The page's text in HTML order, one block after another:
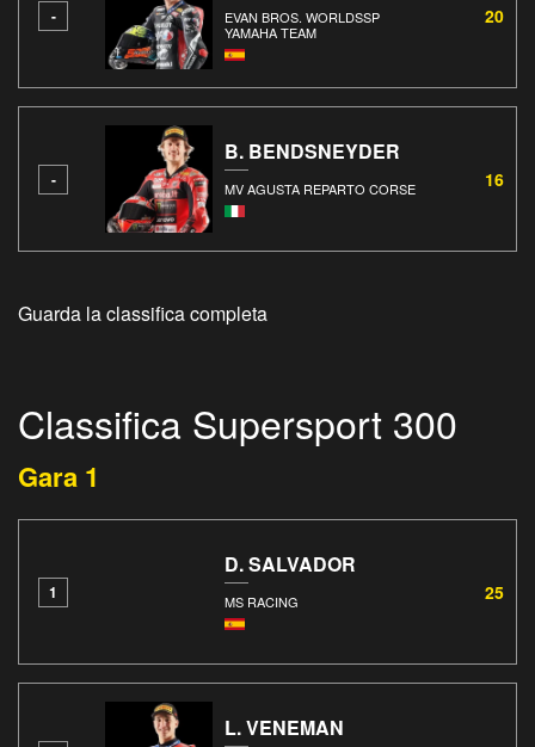
-
EVAN BROS. WORLDSSP
YAMAHA TEAM
20
-
B. BENDSNEYDER
MV AGUSTA REPARTO CORSE 16
Guarda la classifica completa
Classifica Supersport 300
Gara 1
1
D. SALVADOR
MS RACING 25
L. VENEMAN